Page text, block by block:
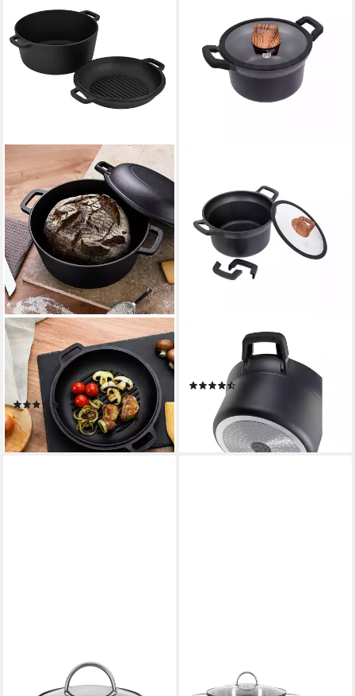
GRÄWE
Kochtopf Dutch Oven CI 350,
Ø 26 cm, 2-in-1 Brat- und
Kochtopf, Gusseisen
(5)
49,90 €
lieferbar - in 2-3 Werktagen bei dir
Kochtopf GRÄWE Kochtopf
Aluguss 24 cm, Serie Alu-Line
(11)
14,90 €
lieferbar - in 2-3 Werktagen bei dir